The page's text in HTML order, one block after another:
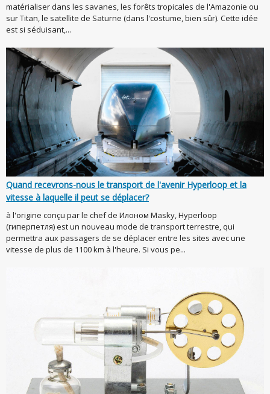
matérialiser dans les savanes, les forêts tropicales de l'Amazonie ou
sur Titan, le satellite de Saturne (dans l'costume, bien sûr). Cette idée
est si séduisant,...
Quand recevrons-nous le transport de l'avenir Hyperloop et la
vitesse à laquelle il peut se déplacer?
à l'origine conçu par le chef de Илоном Masky, Hyperloop
(гиперпетля) est un nouveau mode de transport terrestre, qui
permettra aux passagers de se déplacer entre les sites avec une
vitesse de plus de 1100 km à l'heure. Si vous pe...